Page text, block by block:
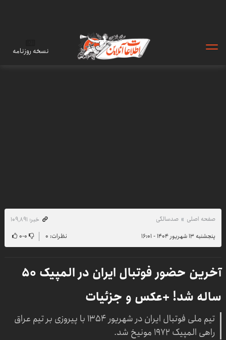
نسخه روزنامه
صفحه اصلی صدسالگی
خبر: ۱۰۹٬۸۹۱
پنجشنبه ۱۳ شهریور ۱۴۰۴ - ۱۶:۰۱
نظرات: ۰ ۰-۰
آخرین حضور فوتبال ایران در المپیک ۵۰
ساله شد! +عکس و جزئیات
تیم ملی فوتبال ایران در شهریور ۱۳۵۴ با پیروزی بر تیم عراق
راهی المپیک ۱۹۷۲ مونیخ شد.